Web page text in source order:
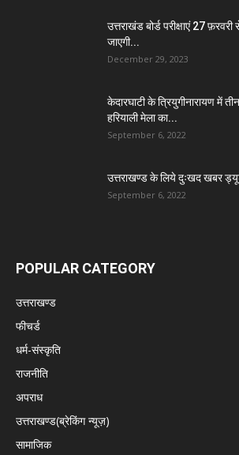
उत्तराखंड बोर्ड परीक्षाएं 27
जाएगी...
December 29, 2023
केदारघाटी के त्रियुगीनारायण में
हरियाली मेला का...
September 6, 2022
उत्तराखण्ड के लिये दुःखद खबर
September 6, 2022
POPULAR CATEGORY
उत्तराखण्ड
फीचर्ड
धर्म-संस्कृति
राजनीति
अपराध
उत्तराखण्ड(ब्रेकिंग न्यूज़)
सामाजिक